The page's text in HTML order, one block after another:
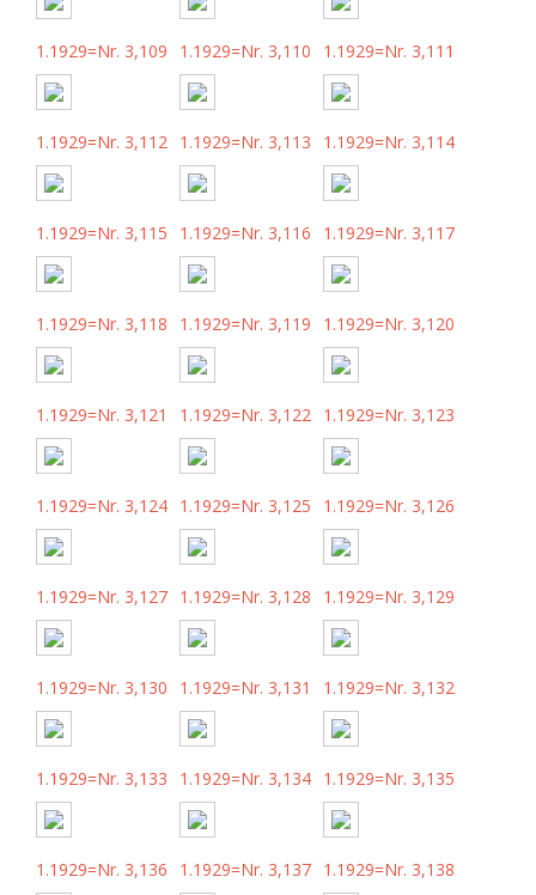
1.1929=Nr. 3,109 1.1929=Nr. 3,110 1.1929=Nr. 3,111
1.1929=Nr. 3,112 1.1929=Nr. 3,113 1.1929=Nr. 3,114
1.1929=Nr. 3,115 1.1929=Nr. 3,116 1.1929=Nr. 3,117
1.1929=Nr. 3,118 1.1929=Nr. 3,119 1.1929=Nr. 3,120
1.1929=Nr. 3,121 1.1929=Nr. 3,122 1.1929=Nr. 3,123
1.1929=Nr. 3,124 1.1929=Nr. 3,125 1.1929=Nr. 3,126
1.1929=Nr. 3,127 1.1929=Nr. 3,128 1.1929=Nr. 3,129
1.1929=Nr. 3,130 1.1929=Nr. 3,131 1.1929=Nr. 3,132
1.1929=Nr. 3,133 1.1929=Nr. 3,134 1.1929=Nr. 3,135
1.1929=Nr. 3,136 1.1929=Nr. 3,137 1.1929=Nr. 3,138